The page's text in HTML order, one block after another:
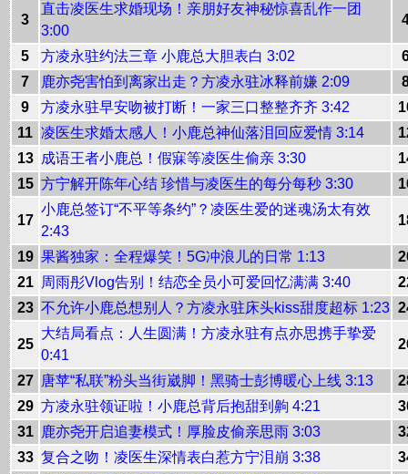
3
直击凌医生求婚现场！亲朋好友神秘惊喜乱作一团
3:00
5 方凌永驻约法三章 小鹿总大胆表白 3:02
7
鹿亦尧害怕到离家出走？方凌永驻冰释前嫌 2:09
9
方凌永驻早安吻被打断！一家三口整整齐齐 3:42
11 凌医生求婚太感人！小鹿总神仙落泪回应爱情 3:14
13
成语王者小鹿总！假寐等凌医生偷亲 3:30
15 方宁解开陈年心结 珍惜与凌医生的每分每秒 3:30
17
小鹿总签订“不平等条约”？凌医生爱的迷魂汤太有效
2:43
19 果酱独家：全程爆笑！5G冲浪儿的日常 1:13
21
周雨彤Vlog告别！结恋全员小可爱回忆满满 3:40
23 不允许小鹿总想别人？方凌永驻床头kiss甜度超标 1:23
25
大结局看点：人生圆满！方凌永驻有点亦思携手挚爱
0:41
27 唐苹“私联”粉头当街崴脚！黑骑士彭博暖心上线 3:13
29 方凌永驻领证啦！小鹿总背后抱甜到齁 4:21
31
鹿亦尧开启追妻模式！厚脸皮偷亲思雨 3:03
33 复合之吻！凌医生深情表白惹方宁泪崩 3:38